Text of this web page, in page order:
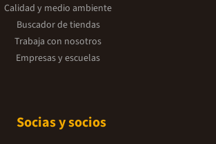
Calidad y medio ambiente
Buscador de tiendas
Trabaja con nosotros
Empresas y escuelas
Socias y socios